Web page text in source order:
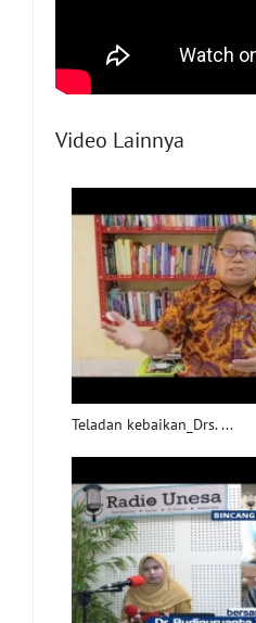
Video Lainnya
Teladan kebaikan_Drs. ...